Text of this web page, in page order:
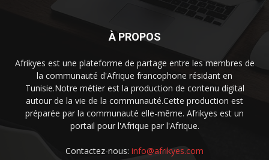
À PROPOS
Afrikyes est une plateforme de partage entre les membres de
la communauté d'Afrique francophone résidant en
Tunisie.Notre métier est la production de contenu digital
autour de la vie de la communauté.Cette production est
préparée par la communauté elle-même. Afrikyes est un
portail pour l'Afrique par l'Afrique.
Contactez-nous: info@afrikyes.com